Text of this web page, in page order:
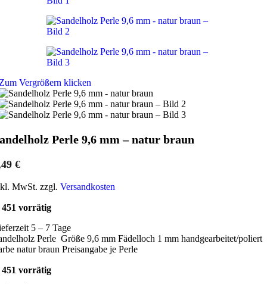
Vergrößern klicken
Perle 9,6 mm – natur braun
€
MwSt. zzgl. Versandkosten
451 vorrätig
5 – 7 Tage
Perle Größe 9,6 mm Fädelloch 1 mm handgearbeitet/poliert
natur braun Preisangabe je Perle
451 vorrätig